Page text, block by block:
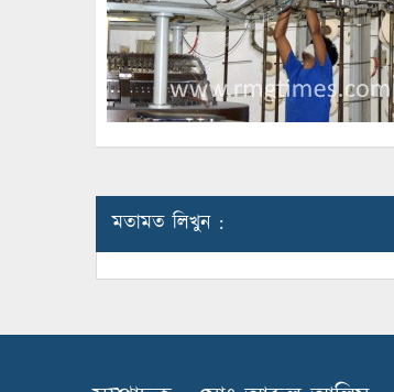
মতামত লিখুন :